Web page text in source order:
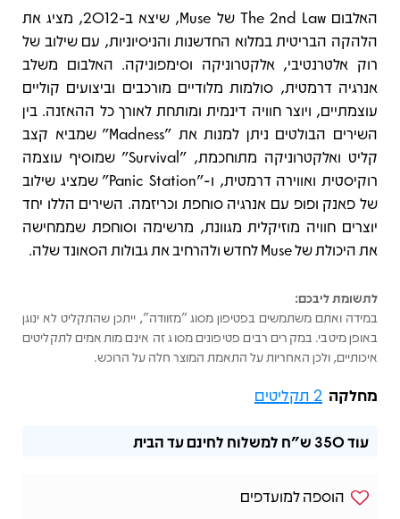
תיאור
האלבום The 2nd Law של Muse, שיצא ב-2012, מציג את
הלהקה הבריטית במלוא החדשנות והניסיוניות, עם שילוב של
רוק אלטרנטיבי, אלקטרוניקה וסימפוניקה. האלבום משלב
אנרגיה דרמטית, סולמות מלודיים מורכבים וביצועים קוליים
עוצמתיים, ויוצר חוויה דינמית ומותחת לאורך כל ההאזנה. בין
השירים הבולטים ניתן למנות את "Madness" שמביא קצב
קליט ואלקטרוניקה מתוחכמת, "Survival" שמוסיף עוצמה
רוקיסטית ואווירה דרמטית, ו-"Panic Station" שמציג שילוב
של פאנק ופופ עם אנרגיה סוחפת וכריזמה. השירים הללו יחד
יוצרים חוויה מוזיקלית מגוונת, מרשימה וסוחפת שממחישה
את היכולת של Muse לחדש ולהרחיב את גבולות הסאונד שלה.
לתשומת ליבכם:
במידה ואתם משתמשים בפטיפון מסוג "מזוודה", ייתכן שהתקליט לא ינוגן
באופן מיטבי. במקרים רבים פטיפונים מסוג זה אינם מותאמים לתקליטים
איכותיים, ולכן האחריות על התאמת המוצר חלה על הרוכש.
מחלקה 2 תקליטים
עוד350 ש"ח למשלוח לחינם עד הבית
הוספה למועדפים